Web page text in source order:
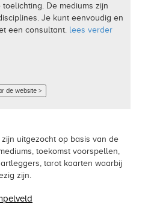
De mediums zijn
Je kunt eenvoudig en
een consultant. lees verder
de website >
uitgezocht op basis van de
toekomst voorspellen,
tarot kaarten waarbij
zijn.